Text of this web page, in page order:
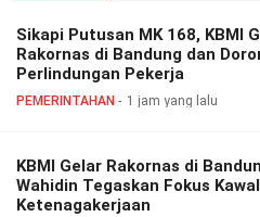
Sikapi Putusan MK 168, KBMI
Rakornas di Bandung dan
Perlindungan Pekerja
PEMERINTAHAN 1 jam yang lalu
KBMI Gelar Rakornas di
Wahidin Tegaskan Fokus
Ketenagakerjaan